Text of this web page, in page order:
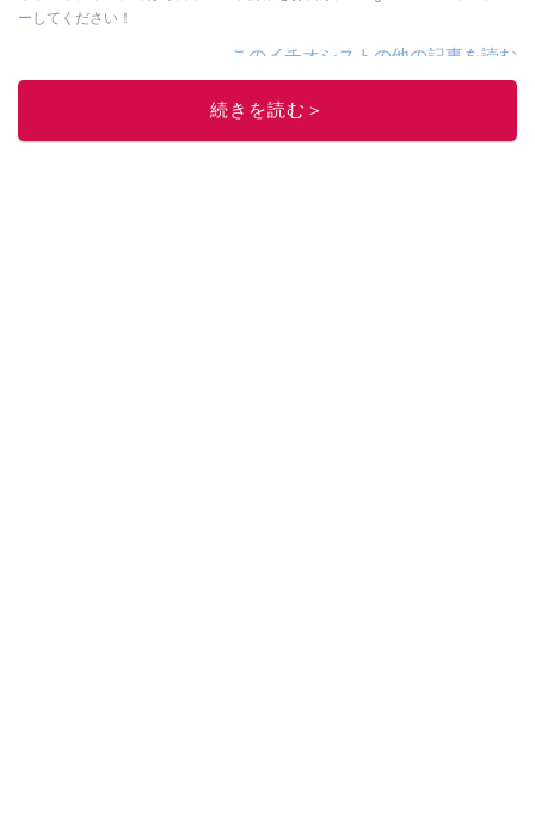
ー してください！
このイチオシストの他の記事を読む
続きを読む＞